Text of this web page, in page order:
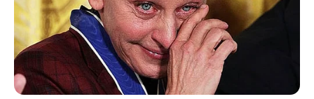
Ibu: Elcid Evidente Guerrero
Saudara Laki-laki: Ranz Kyle Ongsee
Saudara Perempuan: Natalia Guerrero, Nina Stephanie
Guerrero, Chelsea Hilary Ongsee